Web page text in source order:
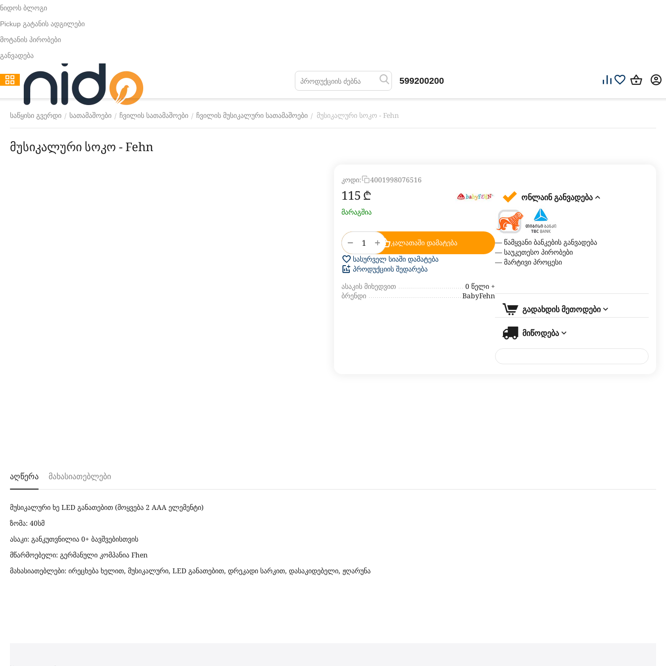
ნიდოს ბლოგი
Pickup გატანის ადგილები
მოტანის პირობები
განვადება
599200200
საწყისი გვერდი / სათამაშოები / ჩვილის სათამაშოები / ჩვილის მუსიკალური სათამაშოები / მუსიკალური სოკო - Fehn
მუსიკალური სოკო - Fehn
კოდი: 4001998076516
‍115‍ ₾
მარაგშია
+
− კალათაში დამატება
სასურველ სიაში დამატება
პროდუქციის შედარება
ასაკის მიხედვით
0 წელი +
ბრენდი
BabyFehn
ონლაინ განვადება
— წამყვანი ბანკების განვადება
— საუკეთესო პირობები
— მარტივი პროცესი
გადახდის მეთოდები
მიწოდება
აღწერა მახასიათებლები
მუსიკალური ხე LED განათებით (მოყვება 2 AAA ელემენტი)
ზომა: 40სმ
ასაკი: განკუთვნილია 0+ ბავშვებისთვის
მწარმოებელი: გერმანული კომპანია Fhen
მახასიათებლები: ირეცხება ხელით, მუსიკალური, LED განათებით, დრეკადი სარკით, დასაკიდებელი, ჟღარუნა